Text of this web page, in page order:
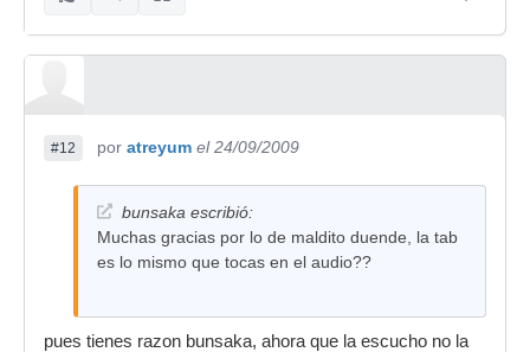
#12 por atreyum el 24/09/2009
bunsaka escribió:
Muchas gracias por lo de maldito duende, la tab
es lo mismo que tocas en el audio??
pues tienes razon bunsaka, ahora que la escucho no la